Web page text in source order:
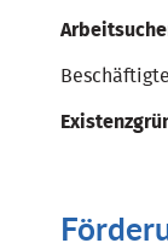
Beschäftigte